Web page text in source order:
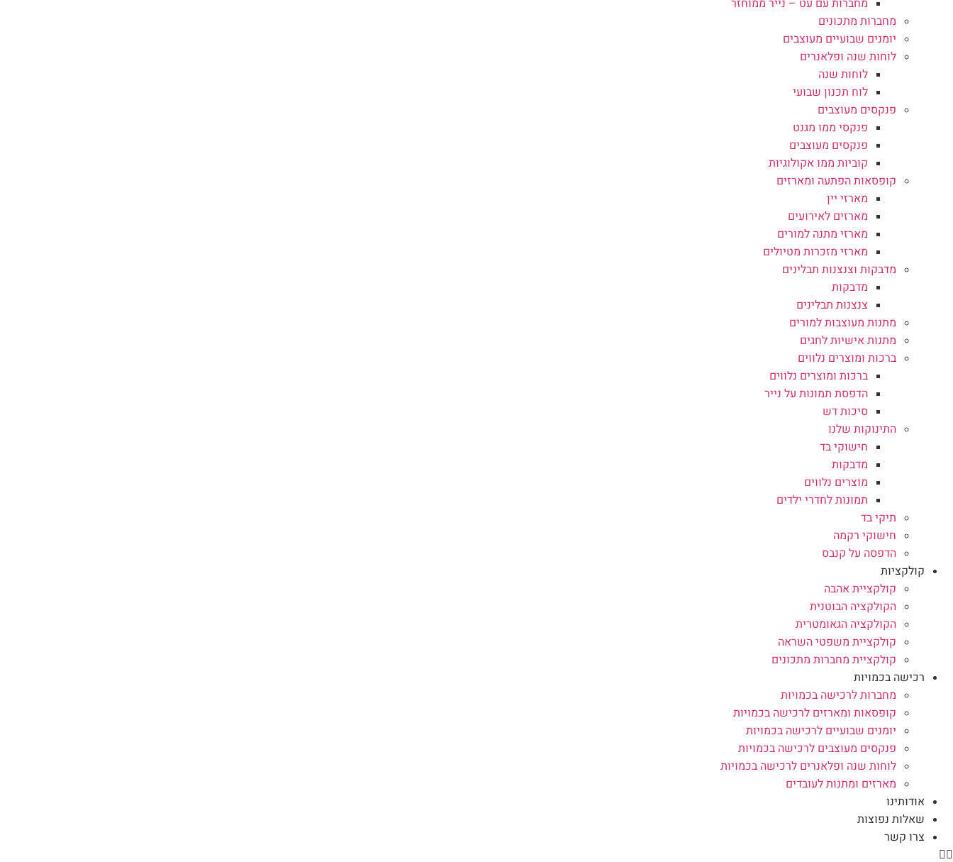
מחברות מתכונים
יומנים שבועיים מעוצבים
לוחות שנה ופלאנרים
לוחות שנה
לוח תכנון שבועי
פנקסים מעוצבים
פנקסי ממו מגנט
פנקסים מעוצבים
קוביות ממו אקולוגיות
קופסאות הפתעה ומארזים
מארזי יין
מארזים לאירועים
מארזי מתנה למורים
מארזי מזכרות מטיולים
מדבקות וצנצנות תבלינים
מדבקות
צנצנות תבלינים
מתנות מעוצבות למורים
מתנות אישיות לחגים
ברכות ומוצרים נלווים
ברכות ומוצרים נלווים
הדפסת תמונות על נייר
סיכות דש
התינוקות שלנו
חישוקי בד
מדבקות
מוצרים נלווים
תמונות לחדרי ילדים
תיקי בד
חישוקי רקמה
הדפסה על קנבס
קולקציות
קולקציית אהבה
הקולקציה הבוטנית
הקולקציה הגאומטרית
קולקציית משפטי השראה
קולקציית מחברות מתכונים
רכישה בכמויות
מחברות לרכישה בכמויות
קופסאות ומארזים לרכישה בכמויות
יומנים שבועיים לרכישה בכמויות
פנקסים מעוצבים לרכישה בכמויות
לוחות שנה ופלאנרים לרכישה בכמויות
מארזים ומתנות לעובדים
אודותינו
שאלות נפוצות
צרו קשר